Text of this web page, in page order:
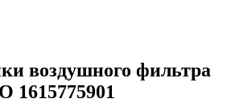
воздушного фильтра
1615775901